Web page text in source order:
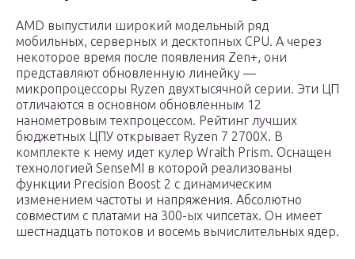
AMD выпустили широкий модельный ряд
мобильных, серверных и десктопных CPU. А через
некоторое время после появления Zen+, они
представляют обновленную линейку —
микропроцессоры Ryzen двухтысячной серии. Эти ЦП
отличаются в основном обновленным 12
нанометровым техпроцессом. Рейтинг лучших
бюджетных ЦПУ открывает Ryzen 7 2700X. В
комплекте к нему идет кулер Wraith Prism. Оснащен
технологией SenseMI в которой реализованы
функции Precision Boost 2 с динамическим
изменением частоты и напряжения. Абсолютно
совместим с платами на 300-ых чипсетах. Он имеет
шестнадцать потоков и восемь вычислительных ядер.